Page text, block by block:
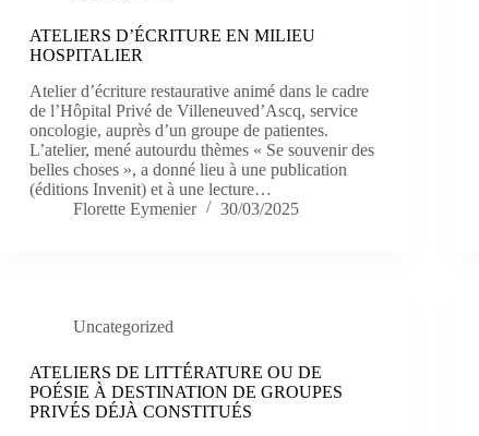
ATELIERS D’ÉCRITURE EN MILIEU
HOSPITALIER
Atelier d’écriture restaurative animé dans le cadre
de l’Hôpital Privé de Villeneuved’Ascq, service
oncologie, auprès d’un groupe de patientes.
L’atelier, mené autourdu thèmes « Se souvenir des
belles choses », a donné lieu à une publication
(éditions Invenit) et à une lecture…
Florette Eymenier
30/03/2025
Uncategorized
ATELIERS DE LITTÉRATURE OU DE
POÉSIE À DESTINATION DE GROUPES
PRIVÉS DÉJÀ CONSTITUÉS